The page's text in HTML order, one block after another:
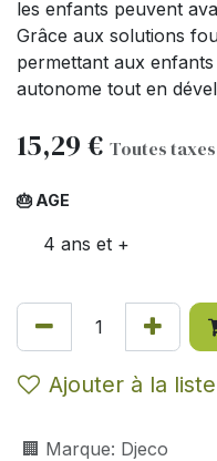
les enfants peuvent
Grâce aux solutions
permettant aux
autonome tout en
15,29 € Toutes
🎂 AGE
4 ans et +
Ajouter à la
🏢 Marque: Djeco